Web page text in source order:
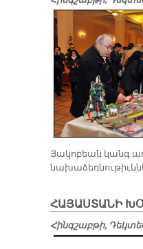
Յակոբեան կանգ
ՀԱՅԱՍՏԱՆԻ
Հինգշաբթի,